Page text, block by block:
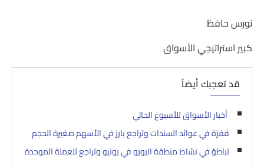
نورس حافظ
كبير استراتيجي الأسواق
قد تعجبك أيضاً
أخبار الأسواق للأسبوع الحالي
قفزة في عوائد السندات وتراجع بارز في الأسهم صغيرة الحجم
تباطؤ في نشاط منطقة اليورو في يونيو وتراجع للعملة الموحدة